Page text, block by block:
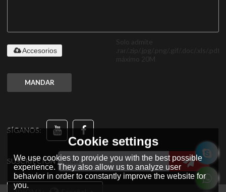
Solo admite
.rar/.zip/.jpg/.png/.gif/.doc/.xls/.pdf,
máximo 20M
Accesorios
MANDAR
SÍGANOS:
SUSCRIPCIÓN
Cookie settings
We use cookies to provide you with the best possible
experience. They also allow us to analyze user
behavior in order to constantly improve the website for
you.